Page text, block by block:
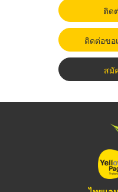
ติด
ติดต่อขอ
สมั